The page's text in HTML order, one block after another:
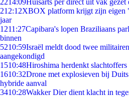
2214:09Huisarts per direct uit vak
212:12XBOX platform krijgt zijn eigen
jaar
1211:27Capibara's lopen Braziliaans
binnen
5210:59Israël meldt dood twee
aangekondigd
1510:48Hiroshima herdenkt
1610:32Drone met explosieven bij
hybride aanval
3410:28Wakker Dier dient klacht in